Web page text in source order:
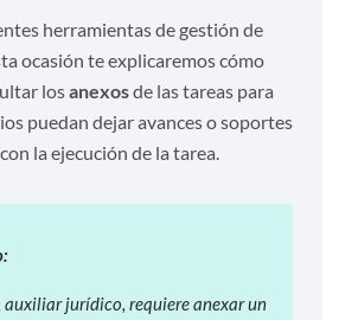
herramientas de gestión de
ocasión te explicaremos cómo
losanexosde las tareas para
puedan dejar avances o soportes
la ejecución de la tarea.
auxiliar jurídico, requiere anexar un